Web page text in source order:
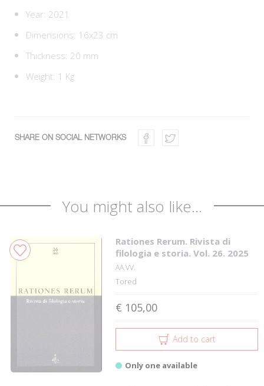
Year: 2021
Dimensions: 16x23 cm
Thickness: 20 mm
Weight: 1 Kg
SHARE ON SOCIAL NETWORKS
You might also like...
Rationes Rerum. Rivista di
filologia e storia. Vol. 26. 2025
AA.VV.
Tored
€ 105,00
Add to cart
Only one available